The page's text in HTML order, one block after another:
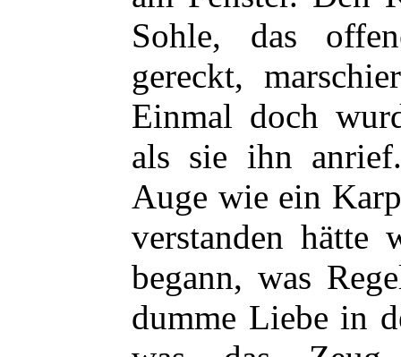
Sohle, das
gereckt,
Einmal doch
als sie ihn
Auge wie ein
verstanden hätte
begann, was
dumme Liebe in